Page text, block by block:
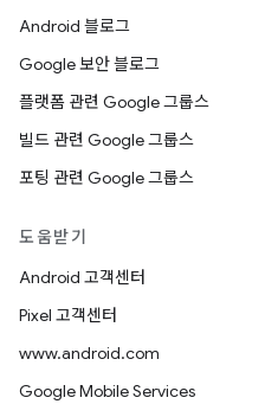
Android 블로그
Google 보안 블로그
플랫폼 관련 Google 그룹스
빌드 관련 Google 그룹스
포팅 관련 Google 그룹스
도움받기
Android 고객센터
Pixel 고객센터
www.android.com
Google Mobile Services